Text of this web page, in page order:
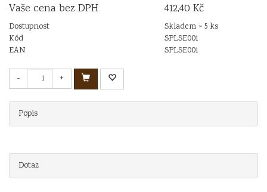
Vaše cena bez DPH
412,40 Kč
Dostupnost
Skladem > 5 ks
Kód
SPLSE001
EAN
SPLSE001
- +
Popis
Dotaz